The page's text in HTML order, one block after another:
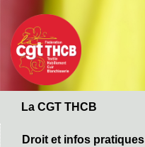
contenu
principal
La CGT THCB
Droit et infos pratiques